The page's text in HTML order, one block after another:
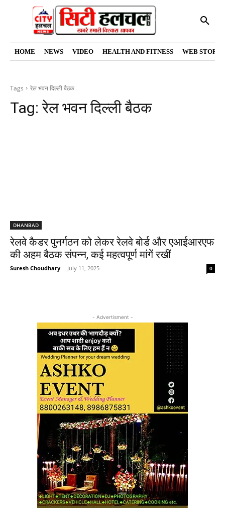
HOME NEWS VIDEO HEALTH AND FITNESS WEB
Tags रेल भवन दिल्ली बैठक
Tag:रेल भवन दिल्ली बैठक
DHANBAD
रेलवे कैडर पुनर्गठन को लेकर रेलवे बोर्ड और एआईआरएफ
की अहम बैठक संपन्न, कई महत्वपूर्ण मांगें रखीं
Suresh Choudhary - July 11, 2025 0
- Advertisment -